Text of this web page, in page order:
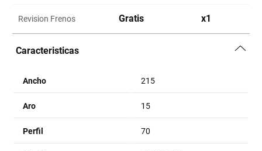
Revision Frenos Gratis x1
Caracteristicas
Ancho 215
Aro 15
Perfil 70